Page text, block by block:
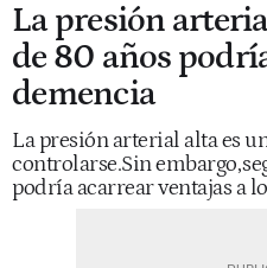
La presión
de 80 años
demencia
La presión arterial alta es
controlarse.Sin
podría acarrear ventajas a